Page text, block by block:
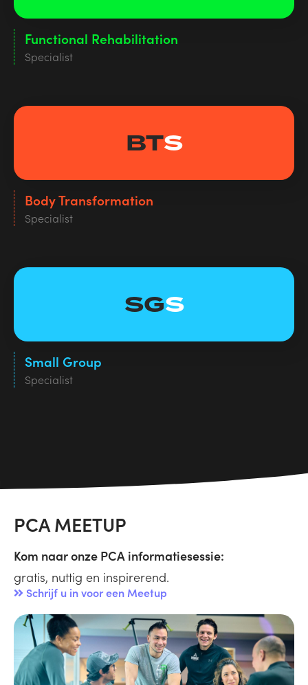
Functional Rehabilitation
Specialist
BTS
Body Transformation
Specialist
SGS
Small Group
Specialist
PCA MEETUP
Kom naar onze PCA informatiesessie:
gratis, nuttig en inspirerend.
Schrijf u in voor een Meetup